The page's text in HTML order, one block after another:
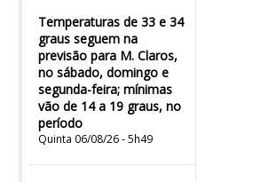
Temperaturas de 33 e 34
graus seguem na
previsão para M. Claros,
no sábado, domingo e
segunda-feira; mínimas
vão de 14 a 19 graus, no
período
Quinta 06/08/26 - 5h49